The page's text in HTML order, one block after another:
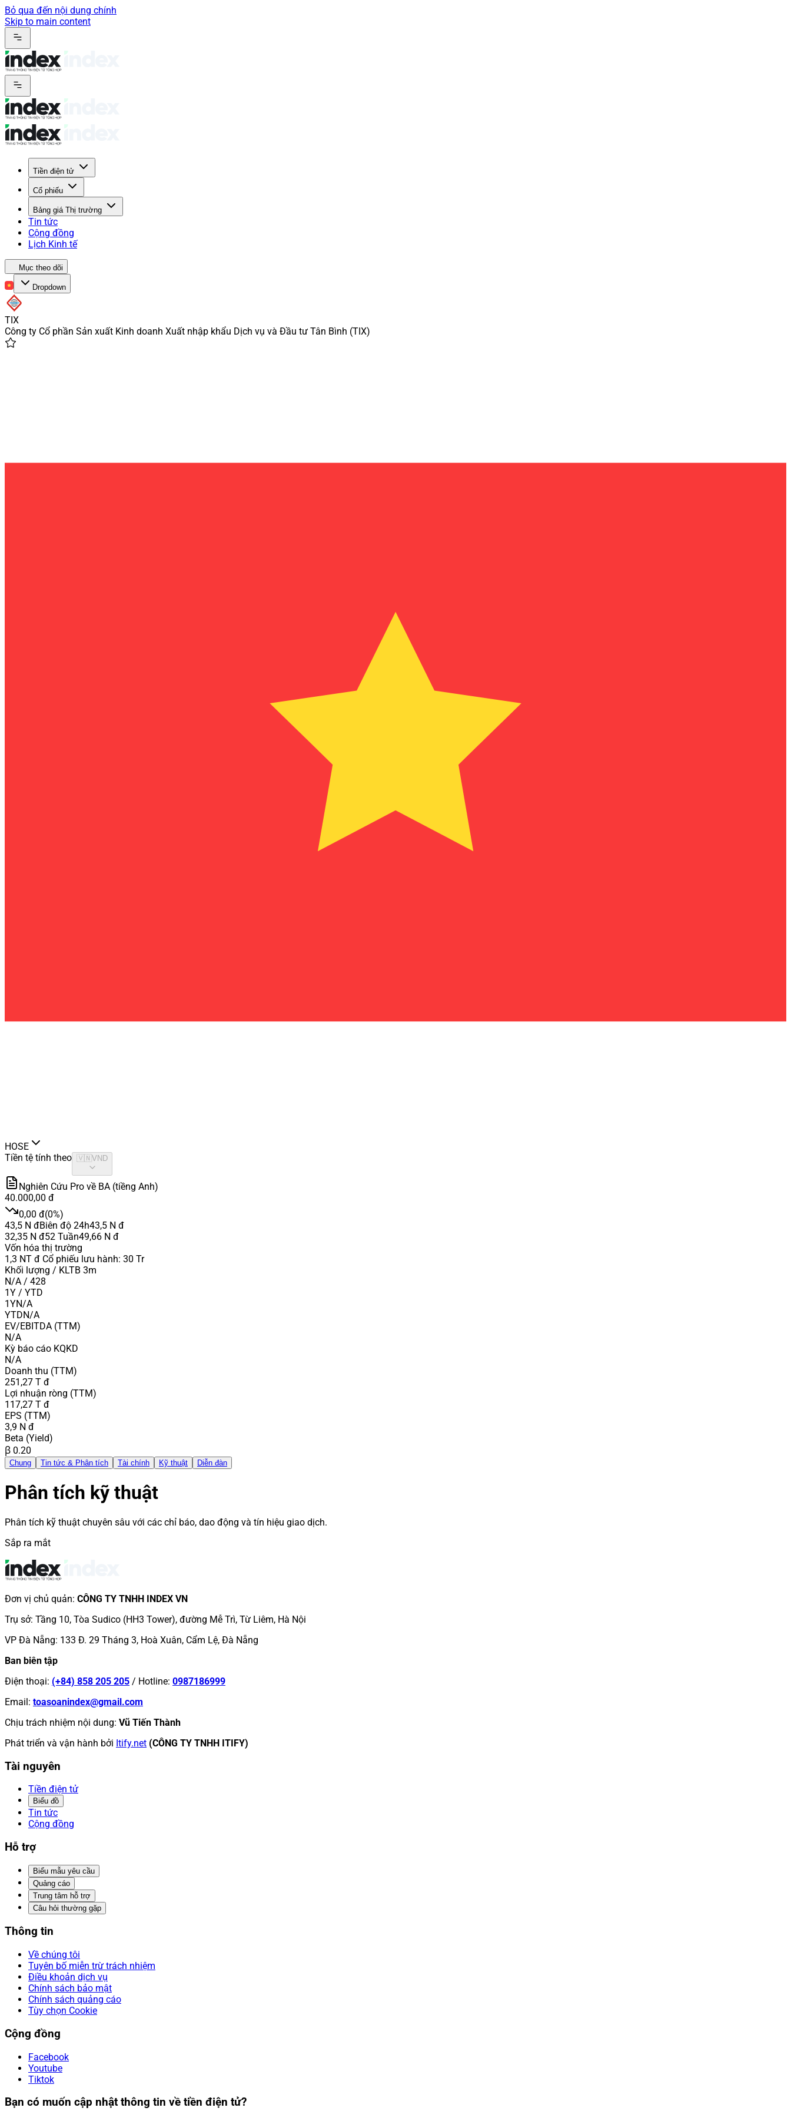
Bỏ qua đến nội dung chính
Skip to main content
Tiền điện tử
Cổ phiếu
Bảng giá Thị trường
Tin tức
Cộng đồng
Lịch Kinh tế
Mục theo dõi
Dropdown
TIX
Công ty Cổ phần Sản xuất Kinh doanh Xuất nhập khẩu Dịch vụ và Đầu tư Tân Bình (TIX)
HOSE
Tiền tệ tính theo 🇻🇳 VND
Nghiên Cứu Pro về BA (tiềng Anh)
40.000,00 đ
0,00 đ(0%)
43,5 N đBiên độ 24h43,5 N đ
32,35 N đ52 Tuần49,66 N đ
Vốn hóa thị trường
1,3 NT đ Cổ phiếu lưu hành: 30 Tr
Khối lượng / KLTB 3m
N/A / 428
1Y / YTD
1YN/A
YTDN/A
EV/EBITDA (TTM)
N/A
Kỳ báo cáo KQKD
N/A
Doanh thu (TTM)
251,27 T đ
Lợi nhuận ròng (TTM)
117,27 T đ
EPS (TTM)
3,9 N đ
Beta (Yield)
β 0.20
Chung Tin tức & Phân tích Tài chính Kỹ thuật Diễn đàn
Phân tích kỹ thuật
Phân tích kỹ thuật chuyên sâu với các chỉ báo, dao động và tín hiệu giao dịch.
Sắp ra mắt
Đơn vị chủ quản: CÔNG TY TNHH INDEX VN
Trụ sở: Tầng 10, Tòa Sudico (HH3 Tower), đường Mễ Trì, Từ Liêm, Hà Nội
VP Đà Nẵng: 133 Đ. 29 Tháng 3, Hoà Xuân, Cẩm Lệ, Đà Nẵng
Ban biên tập
Điện thoại: (+84) 858 205 205 / Hotline: 0987186999
Email: toasoanindex@gmail.com
Chịu trách nhiệm nội dung: Vũ Tiến Thành
Phát triển và vận hành bởi Itify.net (CÔNG TY TNHH ITIFY)
Tài nguyên
Tiền điện tử
Biểu đồ
Tin tức
Cộng đồng
Hỗ trợ
Biểu mẫu yêu cầu
Quảng cáo
Trung tâm hỗ trợ
Câu hỏi thường gặp
Thông tin
Về chúng tôi
Tuyên bố miễn trừ trách nhiệm
Điều khoản dịch vụ
Chính sách bảo mật
Chính sách quảng cáo
Tùy chọn Cookie
Cộng đồng
Facebook
Youtube
Tiktok
Bạn có muốn cập nhật thông tin về tiền điện tử?